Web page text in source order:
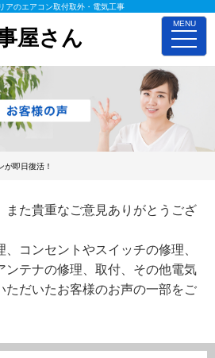
MENU
toggle
アのエアコン取付取外・電気工事
屋さん
が即日復活！
また貴重なご意見ありがとうござ
コンセントやスイッチの修理、
ンテナの修理、取付、その他電気
ただいたお客様のお声の一部をご